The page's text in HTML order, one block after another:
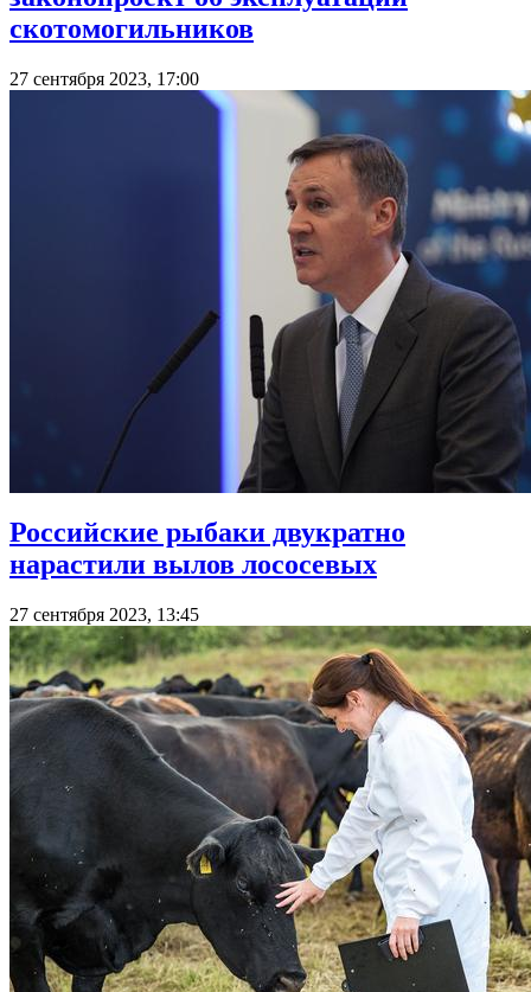
скотомогильников
27 сентября 2023, 17:00
Российские рыбаки двукратно
нарастили вылов лососевых
27 сентября 2023, 13:45